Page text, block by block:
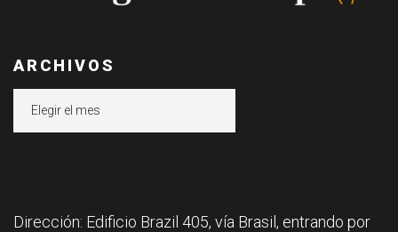
ARCHIVOS
Dirección: Edificio Brazil 405, vía Brasil, entrando por